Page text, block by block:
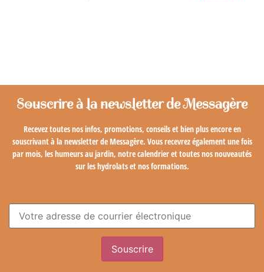
Souscrire à la newsletter de Messagère
Recevez toutes nos infos, promotions, conseils et bien plus encore en
souscrivant à la newsletter de Messagère. Vous recevrez également une fois
par mois, les humeurs au jardin, notre calendrier et toutes nos nouveautés
sur les hydrolats et nos formations.